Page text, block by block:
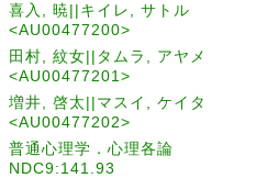
喜入, 暁||キイレ, サトル
<AU00477200>
田村, 紋女||タムラ, アヤメ
<AU00477201>
増井, 啓太||マスイ, ケイタ
<AU00477202>
普通心理学．心理各論
NDC9:141.93